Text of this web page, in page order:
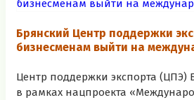
Брянский Центр поддержки
бизнесменам выйти на
Центр поддержки экспорта (ЦПЭ)
в рамках нацпроекта